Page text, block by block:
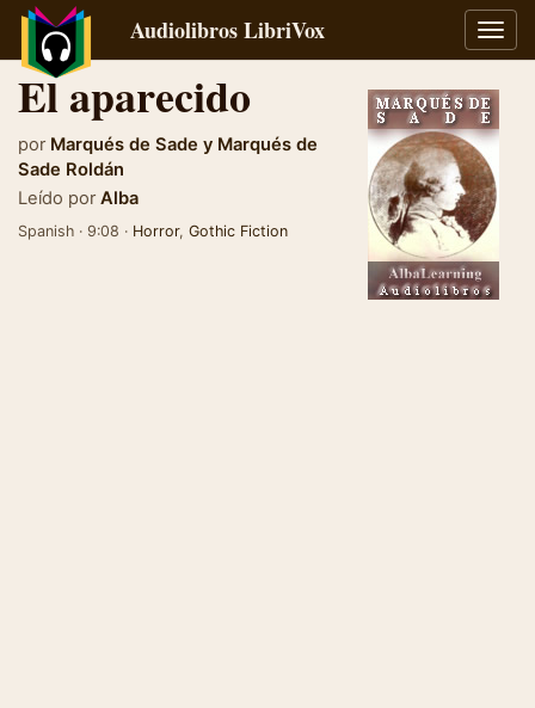
Audiolibros LibriVox
El aparecido
por Marqués de Sade y Marqués de
Sade Roldán
Leído por Alba
Spanish · 9:08 · Horror, Gothic Fiction